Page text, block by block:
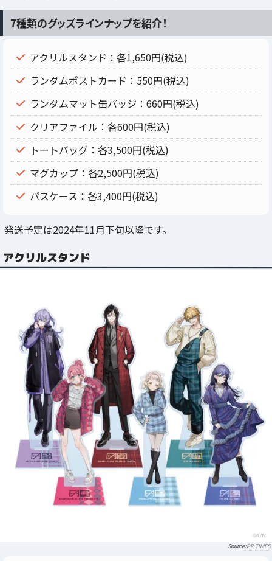
7種類のグッズラインナップを紹介！
アクリルスタンド：各1,650円(税込)
ランダムポストカード：550円(税込)
ランダムマット缶バッジ：660円(税込)
クリアファイル：各600円(税込)
トートバッグ：各3,500円(税込)
マグカップ：各2,500円(税込)
パスケース：各3,400円(税込)
発送予定は2024年11月下旬以降です。
アクリルスタンド
PR TIMES